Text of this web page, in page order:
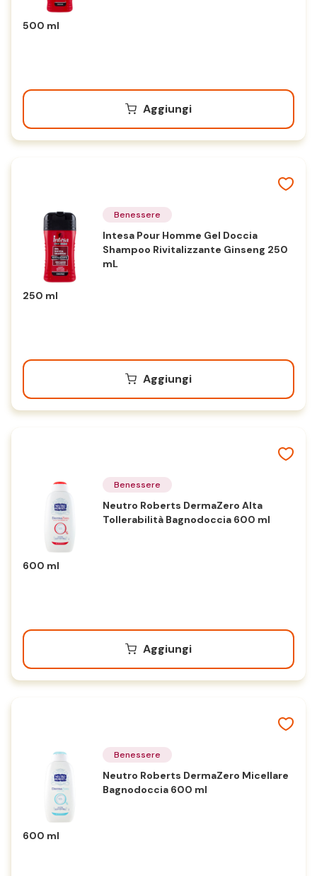
500 ml
Aggiungi
Benessere
Intesa Pour Homme Gel Doccia
Shampoo Rivitalizzante Ginseng 250
mL
250 ml
Aggiungi
Benessere
Neutro Roberts DermaZero Alta
Tollerabilità Bagnodoccia 600 ml
600 ml
Aggiungi
Benessere
Neutro Roberts DermaZero Micellare
Bagnodoccia 600 ml
600 ml